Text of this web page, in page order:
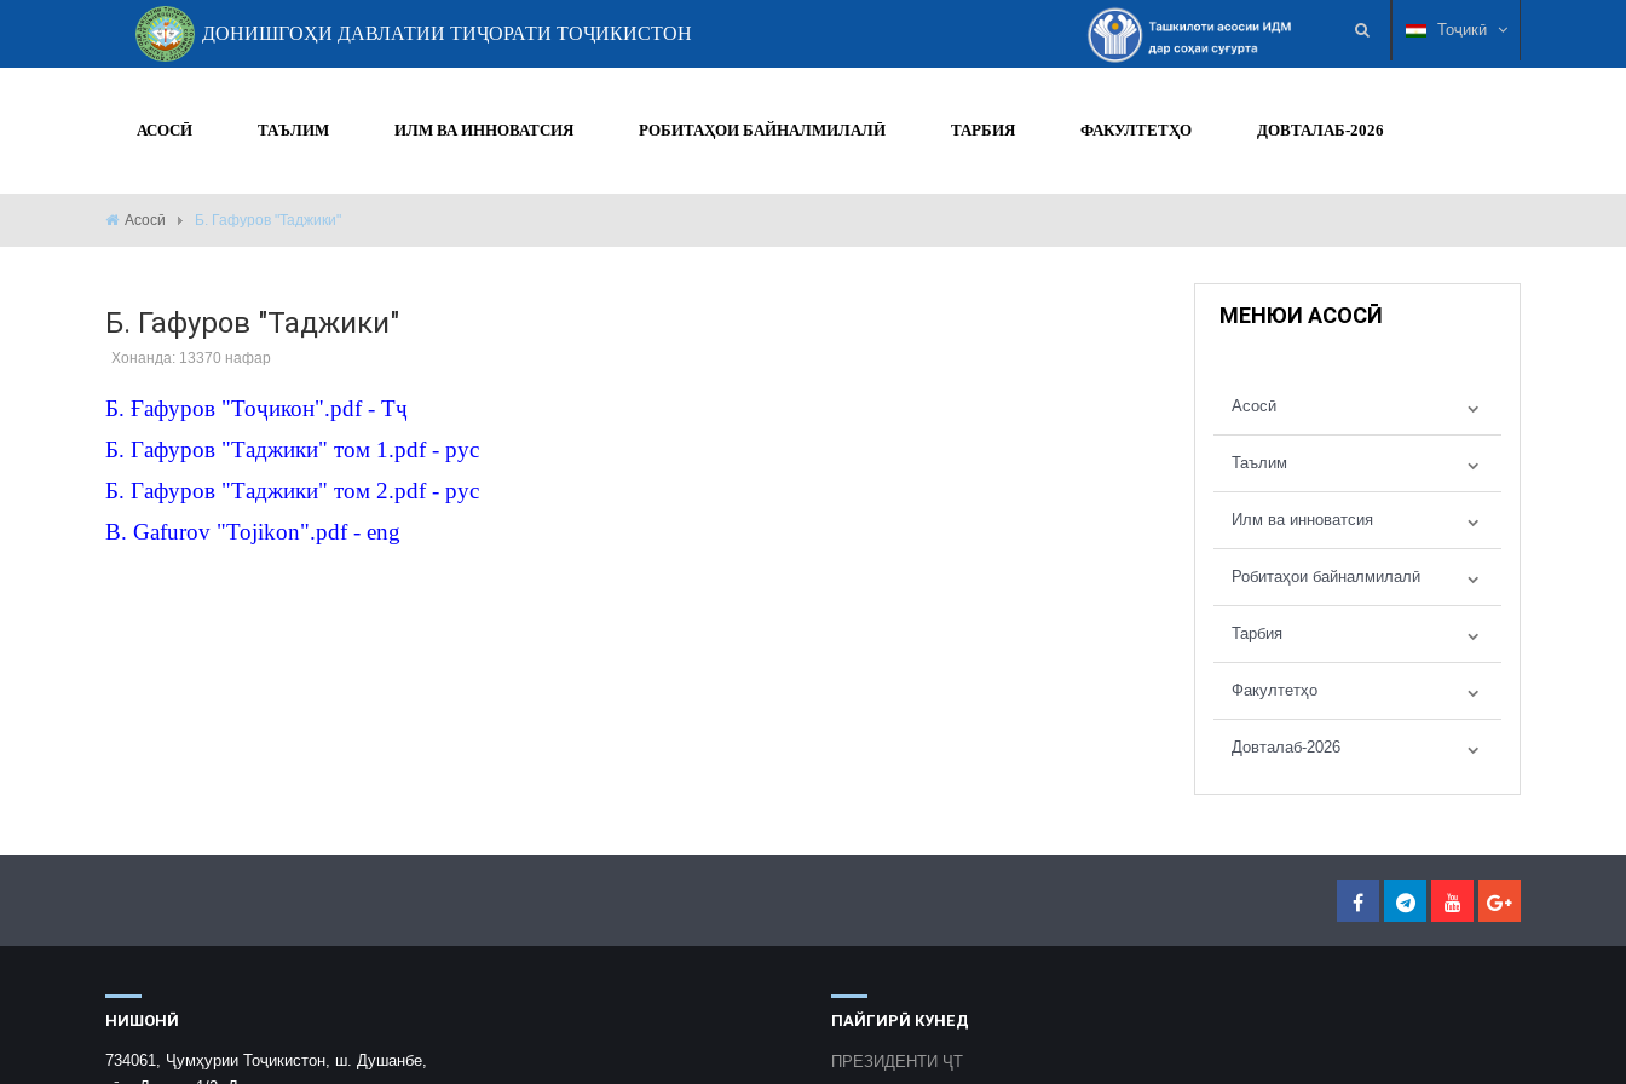
ДОНИШГОҲИ ДАВЛАТИИ ТИҶОРАТИ ТОҶИКИСТОН Тоҷикӣ
АСОСӢ ТАЪЛИМ ИЛМ ВА ИННОВАТСИЯ РОБИТАҲОИ БАЙНАЛМИЛАЛӢ ТАРБИЯ ФАКУЛТЕТҲО ДОВТАЛАБ-2026
Асосӣ Б. Гафуров "Таджики"
Б. Гафуров "Таджики"
Хонанда: 13370 нафар
Б. Ғафуров "Тоҷикон".pdf - Тҷ
Б. Гафуров "Таджики" том 1.pdf- рус
Б. Гафуров "Таджики" том 2.pdf- рус
B. Gafurov "Tojikon".pdf - eng
МЕНЮИ АСОСӢ
Асосӣ
Таълим
Илм ва инноватсия
Робитаҳои байналмилалӣ
Тарбия
Факултетҳо
Довталаб-2026
НИШОНӢ
734061, Ҷумҳурии Тоҷикистон, ш. Душанбе,
ПАЙГИРӢ КУНЕД
ПРЕЗИДЕНТИ ҶТ